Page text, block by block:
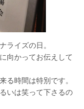
ライズの日。
向かってお伝えして
る時間は特別です。
いは笑って下さるの